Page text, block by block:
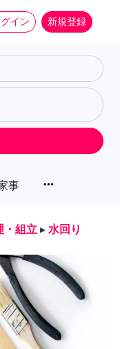
イン 新規登録
事 more_horiz
・組立 ▸ 水回り